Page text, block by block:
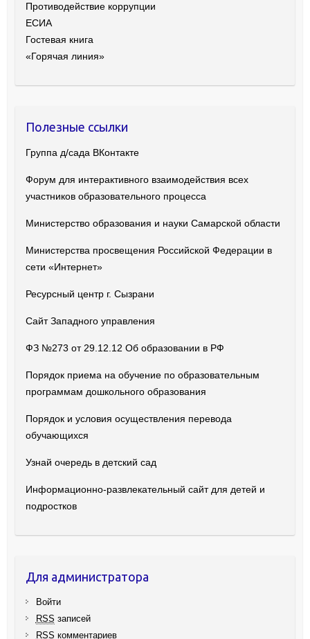
Противодействие коррупции
ЕСИА
Гостевая книга
«Горячая линия»
Полезные ссылки
Группа д/сада ВКонтакте
Форум для интерактивного взаимодействия всех
участников образовательного процесса
Министерство образования и науки Самарской области
Министерства просвещения Российской Федерации в
сети «Интернет»
Ресурсный центр г. Сызрани
Сайт Западного управления
ФЗ №273 от 29.12.12 Об образовании в РФ
Порядок приема на обучение по образовательным
программам дошкольного образования
Порядок и условия осуществления перевода
обучающихся
Узнай очередь в детский сад
Информационно-развлекательный сайт для детей и
подростков
Для администратора
Войти
RSS записей
RSS комментариев